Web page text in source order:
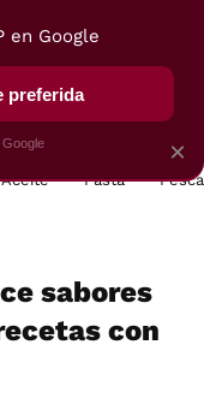
VEGUI
Aceite Pasta
sabores
con
×
en Google
preferida